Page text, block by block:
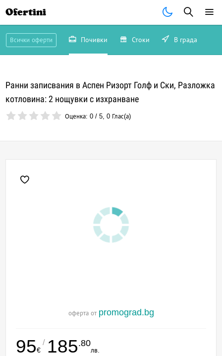
Ofertini
Всички оферти Почивки Стоки В града
Ранни записвания в Аспен Ризорт Голф и Ски, Разложка
котловина: 2 нощувки с изхранване
Оценка:0 /5,0 Глас(а)
оферта от promograd.bg
95€
/ 185.80
лв.